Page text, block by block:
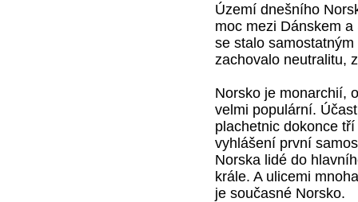
Území dnešního
moc mezi Dánskem
se stalo
zachovalo neutralitu,
Norsko je monarchií,
velmi populární.
plachetnic dokonce
vyhlášení první
Norska lidé do
krále. A ulicemi
je současné Norsko.